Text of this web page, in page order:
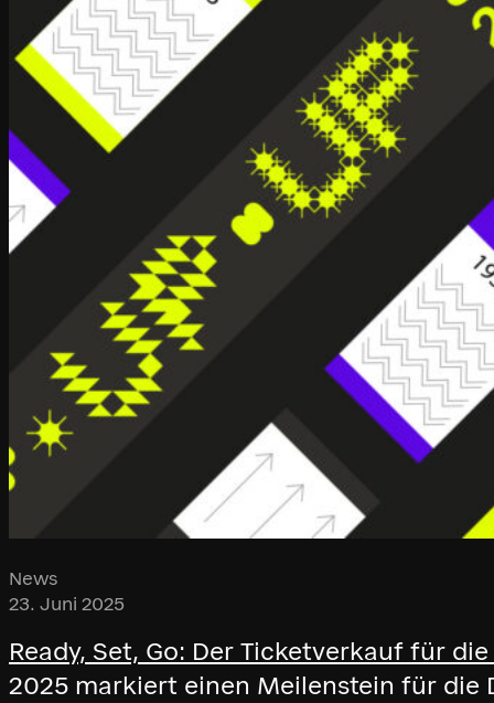
News
23. Juni 2025
Ready, Set, Go: Der Ticketverkauf für
2025 markiert einen Meilenstein für die